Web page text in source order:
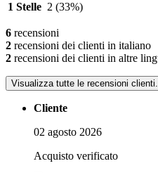
1 Stelle 2 (33%)
6 recensioni
2 recensioni dei clienti in italiano
2 recensioni dei clienti in altre
Visualizza tutte le recensioni clienti.
Cliente
02 agosto 2026
Acquisto verificato